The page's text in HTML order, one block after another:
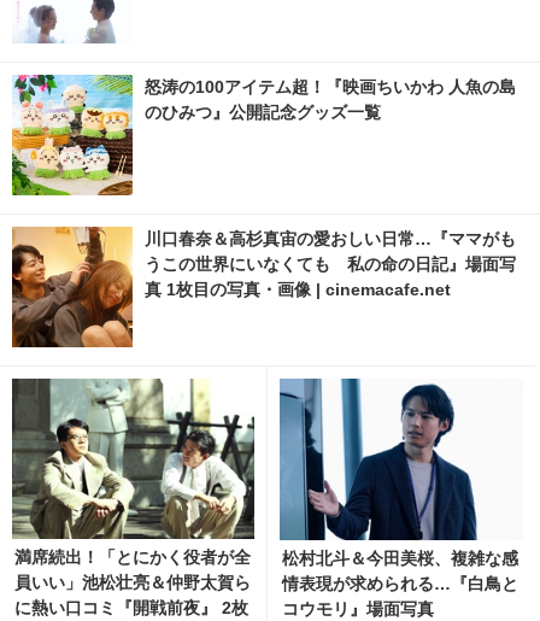
怒涛の100アイテム超！『映画ちいかわ 人魚の島
のひみつ』公開記念グッズ一覧
川口春奈＆高杉真宙の愛おしい日常…『ママがも
うこの世界にいなくても 私の命の日記』場面写
真 1枚目の写真・画像 | cinemacafe.net
満席続出！「とにかく役者が全
員いい」池松壮亮＆仲野太賀ら
に熱い口コミ『開戦前夜』 2枚
松村北斗＆今田美桜、複雑な感
情表現が求められる…『白鳥と
コウモリ』場面写真